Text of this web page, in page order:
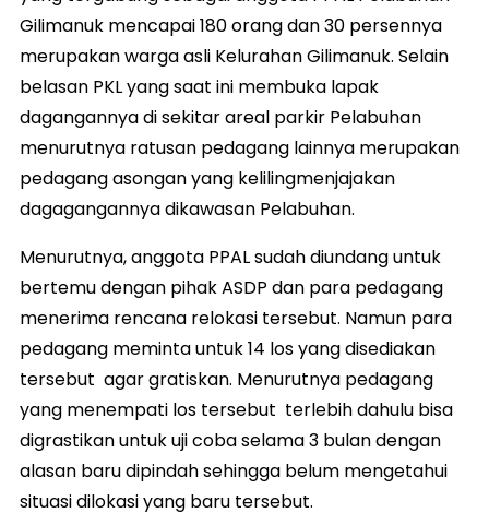
Gilimanuk mencapai 180 orang dan 30 persennya
merupakan warga asli Kelurahan Gilimanuk. Selain
belasan PKL yang saat ini membuka lapak
dagangannya di sekitar areal parkir Pelabuhan
menurutnya ratusan pedagang lainnya merupakan
pedagang asongan yang kelilingmenjajakan
dagagangannya dikawasan Pelabuhan.
Menurutnya, anggota PPAL sudah diundang untuk
bertemu dengan pihak ASDP dan para pedagang
menerima rencana relokasi tersebut. Namun para
pedagang meminta untuk 14 los yang disediakan
tersebut agar gratiskan. Menurutnya pedagang
yang menempati los tersebut terlebih dahulu bisa
digrastikan untuk uji coba selama 3 bulan dengan
alasan baru dipindah sehingga belum mengetahui
situasi dilokasi yang baru tersebut.